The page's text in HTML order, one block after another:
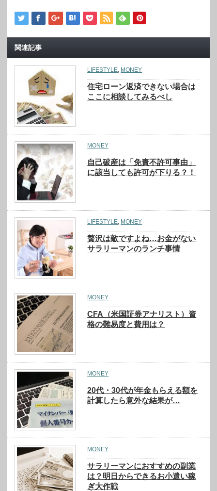
関連記事
LIFESTYLE, MONEY
住宅ローン返済できない場合は
ここに相談してみるべし
MONEY
自己破産は「免責不許可事由」
に該当しても許可が下りる？！
LIFESTYLE MONEY
贅沢は敵ですよね…お金がない
サラリーマンのランチ事情
MONEY
CFA（米国証券アナリスト）資
格の難易度と費用は？
MONEY
20代・30代が年金もらえる額を
計算したら意外な結果が…
MONEY
サラリーマンにおすすめの副業
は？明日からできるお小遣い稼
ぎ大作戦